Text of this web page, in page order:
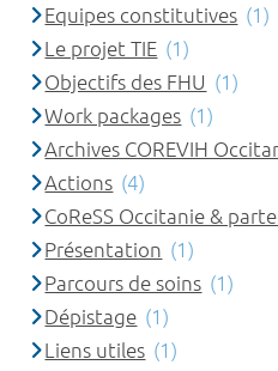
Equipes constitutives (1)
Le projet TIE (1)
Objectifs des FHU (1)
Work packages (1)
Archives COREVIH
Actions (4)
CoReSS Occitanie &
Présentation (1)
Parcours de soins (1)
Dépistage (1)
Liens utiles (1)